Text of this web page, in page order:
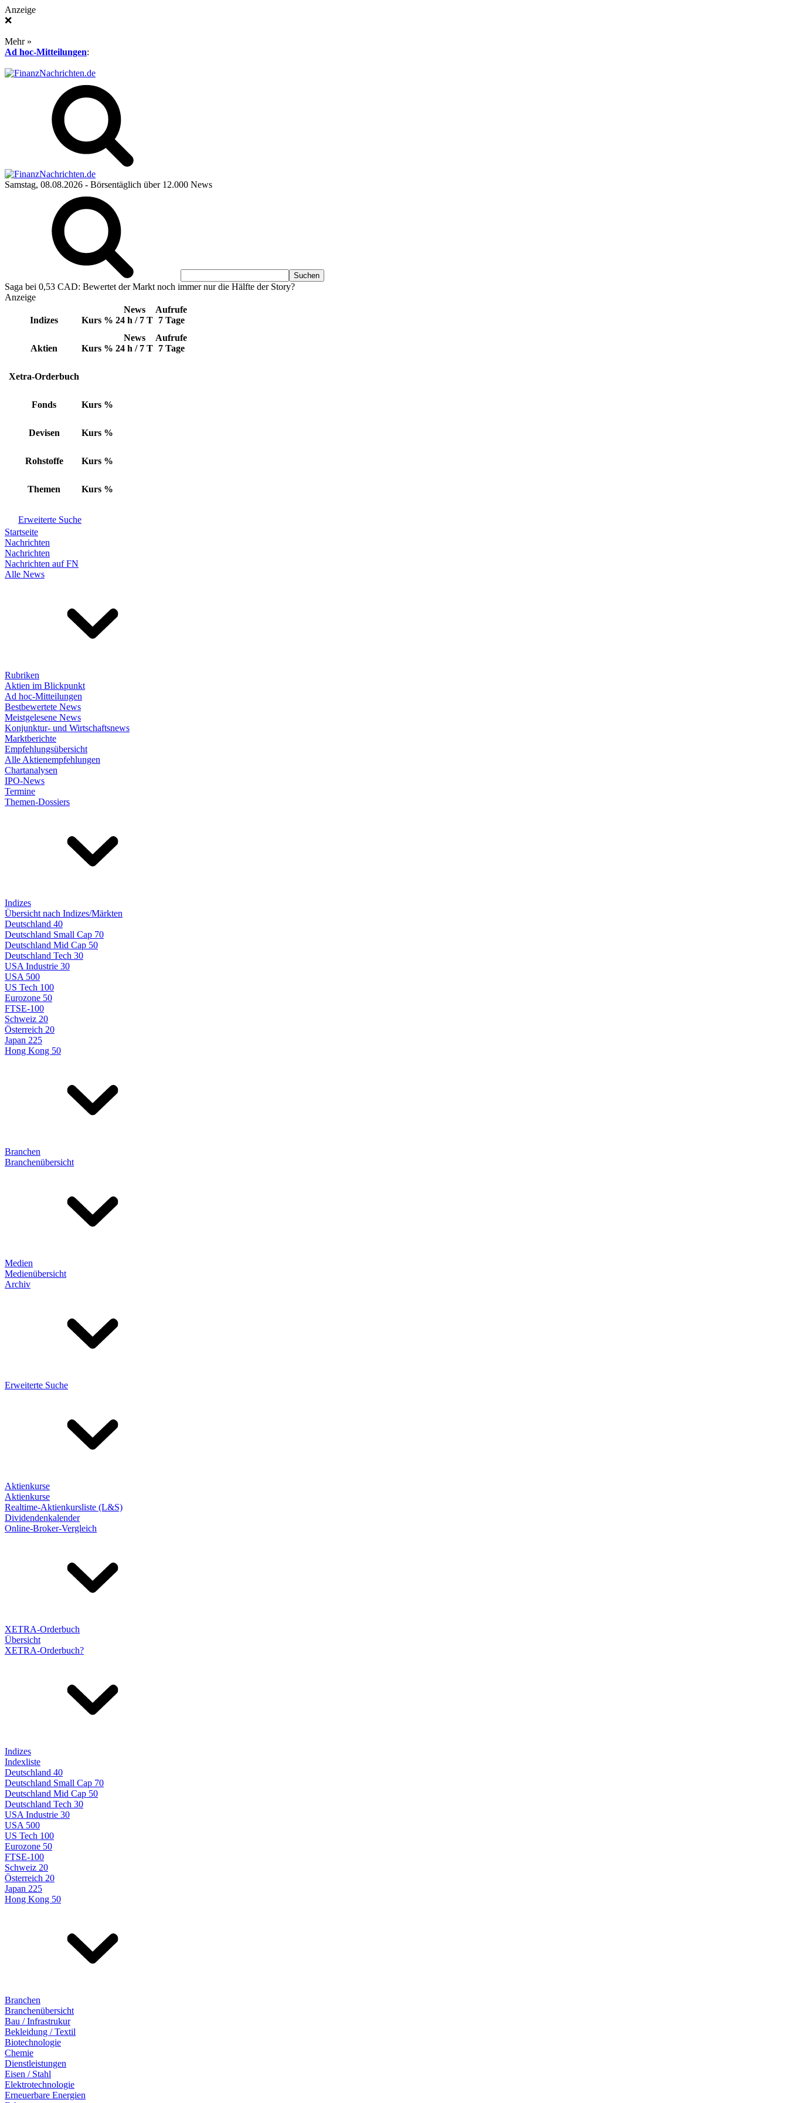
Anzeige
❌
Mehr »
Ad hoc-Mitteilungen:
Samstag, 08.08.2026 - Börsentäglich über 12.000 News
Saga bei 0,53 CAD: Bewertet der Markt noch immer nur die Hälfte der Story?
Anzeige
Indizes Kurs %
News
24 h / 7 T
Aufrufe
7 Tage
Aktien Kurs %
News
24 h / 7 T
Aufrufe
7 Tage
Xetra-Orderbuch
Fonds Kurs %
Devisen Kurs %
Rohstoffe Kurs %
Themen Kurs %
Erweiterte Suche
Startseite
Nachrichten
Nachrichten
Nachrichten auf FN
Alle News
Rubriken
Aktien im Blickpunkt
Ad hoc-Mitteilungen
Bestbewertete News
Meistgelesene News
Konjunktur- und Wirtschaftsnews
Marktberichte
Empfehlungsübersicht
Alle Aktienempfehlungen
Chartanalysen
IPO-News
Termine
Themen-Dossiers
Indizes
Übersicht nach Indizes/Märkten
Deutschland 40
Deutschland Small Cap 70
Deutschland Mid Cap 50
Deutschland Tech 30
USA Industrie 30
USA 500
US Tech 100
Eurozone 50
FTSE-100
Schweiz 20
Österreich 20
Japan 225
Hong Kong 50
Branchen
Branchenübersicht
Medien
Medienübersicht
Archiv
Erweiterte Suche
Aktienkurse
Aktienkurse
Realtime-Aktienkursliste (L&S)
Dividendenkalender
Online-Broker-Vergleich
XETRA-Orderbuch
Übersicht
XETRA-Orderbuch?
Indizes
Indexliste
Deutschland 40
Deutschland Small Cap 70
Deutschland Mid Cap 50
Deutschland Tech 30
USA Industrie 30
USA 500
US Tech 100
Eurozone 50
FTSE-100
Schweiz 20
Österreich 20
Japan 225
Hong Kong 50
Branchen
Branchenübersicht
Bau / Infrastrukur
Bekleidung / Textil
Biotechnologie
Chemie
Dienstleistungen
Eisen / Stahl
Elektrotechnologie
Erneuerbare Energien